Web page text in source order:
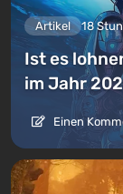
Artikel 18
Ist es
im Jahr
Einen